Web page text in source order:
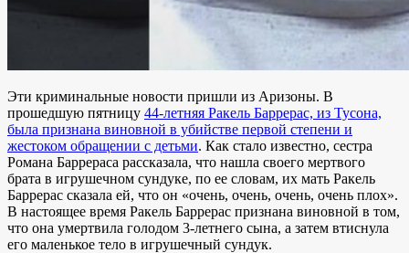
Эти криминальные новости пришли из Аризоны. В
прошедшую пятницу 44-летняя Ракель Баррерас, из Тусона,
была признана виновной в убийстве первой степени и
жестоком обращении с детьми. Как стало известно, сестра
Романа Баррераса рассказала, что нашла своего мертвого
брата в игрушечном сундуке, по ее словам, их мать Ракель
Баррерас сказала ей, что он «очень, очень, очень, очень плох».
В настоящее время Ракель Баррерас признана виновной в том,
что она умертвила голодом 3-летнего сына, а затем втиснула
его маленькое тело в игрушечный сундук.